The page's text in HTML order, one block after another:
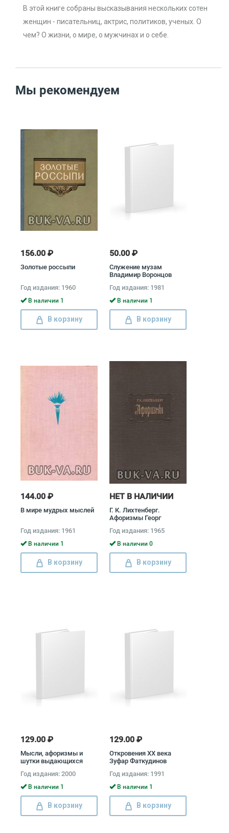
В этой книге собраны высказывания нескольких сотен
женщин - писательниц, актрис, политиков, ученых. О
чем? О жизни, о мире, о мужчинах и о себе.
Мы рекомендуем
156.00 ₽
Золотые россыпи
Год издания: 1960
В наличии 1
В корзину
50.00 ₽
Служение музам
Владимир Воронцов
Год издания: 1981
В наличии 1
В корзину
144.00 ₽
В мире мудрых мыслей
Год издания: 1961
В наличии 1
В корзину
НЕТ В НАЛИЧИИ
Г. К. Лихтенберг.
Афоризмы Георг
Год издания: 1965
В наличии 0
В корзину
129.00 ₽
Мысли, афоризмы и
шутки выдающихся
Год издания: 2000
В наличии 1
В корзину
129.00 ₽
Откровения XX века
Зуфар Фаткудинов
Год издания: 1991
В наличии 1
В корзину